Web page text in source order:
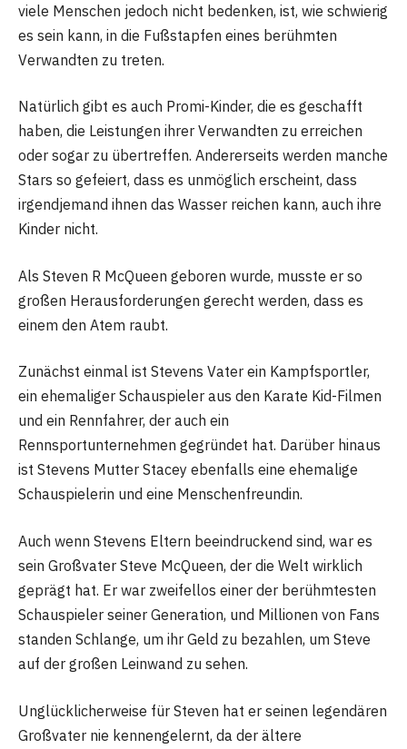
viele Menschen jedoch nicht bedenken, ist, wie schwierig
es sein kann, in die Fußstapfen eines berühmten
Verwandten zu treten.
Natürlich gibt es auch Promi-Kinder, die es geschafft
haben, die Leistungen ihrer Verwandten zu erreichen
oder sogar zu übertreffen. Andererseits werden manche
Stars so gefeiert, dass es unmöglich erscheint, dass
irgendjemand ihnen das Wasser reichen kann, auch ihre
Kinder nicht.
Als Steven R McQueen geboren wurde, musste er so
großen Herausforderungen gerecht werden, dass es
einem den Atem raubt.
Zunächst einmal ist Stevens Vater ein Kampfsportler,
ein ehemaliger Schauspieler aus den Karate Kid-Filmen
und ein Rennfahrer, der auch ein
Rennsportunternehmen gegründet hat. Darüber hinaus
ist Stevens Mutter Stacey ebenfalls eine ehemalige
Schauspielerin und eine Menschenfreundin.
Auch wenn Stevens Eltern beeindruckend sind, war es
sein Großvater Steve McQueen, der die Welt wirklich
geprägt hat. Er war zweifellos einer der berühmtesten
Schauspieler seiner Generation, und Millionen von Fans
standen Schlange, um ihr Geld zu bezahlen, um Steve
auf der großen Leinwand zu sehen.
Unglücklicherweise für Steven hat er seinen legendären
Großvater nie kennengelernt, da der ältere